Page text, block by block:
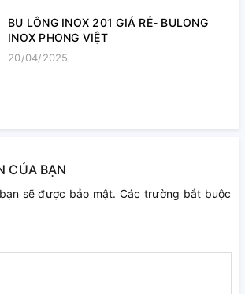
BU LÔNG INOX 201 GIÁ RẺ- BULONG
INOX PHONG VIỆT
20/04/2025
CỦA BẠN
sẽ được bảo mật. Các trường bắt buộc